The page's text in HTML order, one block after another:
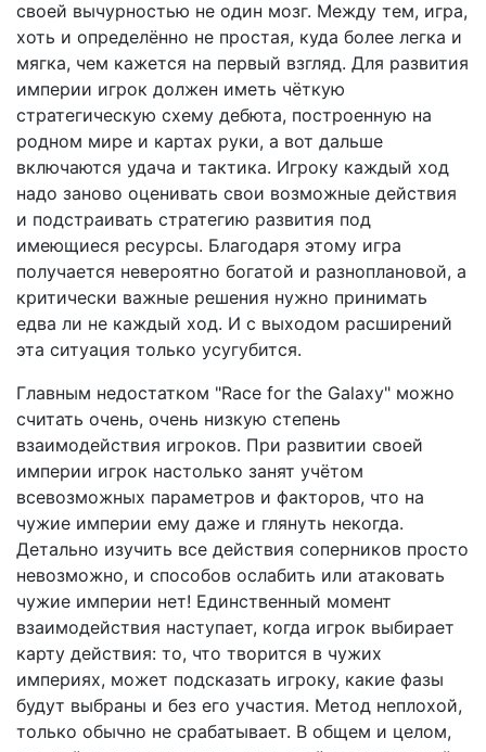
своей вычурностью не один мозг. Между тем, игра,
хоть и определённо не простая, куда более легка и
мягка, чем кажется на первый взгляд. Для развития
империи игрок должен иметь чёткую
стратегическую схему дебюта, построенную на
родном мире и картах руки, а вот дальше
включаются удача и тактика. Игроку каждый ход
надо заново оценивать свои возможные действия
и подстраивать стратегию развития под
имеющиеся ресурсы. Благодаря этому игра
получается невероятно богатой и разноплановой, а
критически важные решения нужно принимать
едва ли не каждый ход. И с выходом расширений
эта ситуация только усугубится.
Главным недостатком "Race for the Galaxy" можно
считать очень, очень низкую степень
взаимодействия игроков. При развитии своей
империи игрок настолько занят учётом
всевозможных параметров и факторов, что на
чужие империи ему даже и глянуть некогда.
Детально изучить все действия соперников просто
невозможно, и способов ослабить или атаковать
чужие империи нет! Единственный момент
взаимодействия наступает, когда игрок выбирает
карту действия: то, что творится в чужих
империях, может подсказать игроку, какие фазы
будут выбраны и без его участия. Метод неплохой,
только обычно не срабатывает. В общем и целом,